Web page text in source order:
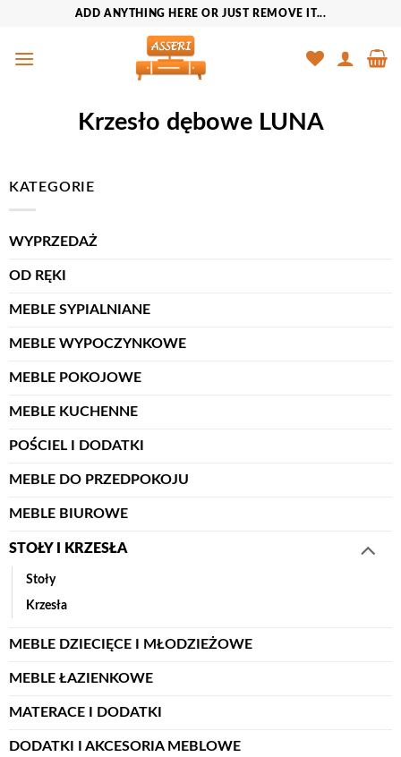
zawartości
ADD ANYTHING HERE OR JUST REMOVE IT...
Krzesło dębowe LUNA
KATEGORIE
WYPRZEDAŻ
OD RĘKI
MEBLE SYPIALNIANE
MEBLE WYPOCZYNKOWE
MEBLE POKOJOWE
MEBLE KUCHENNE
POŚCIEL I DODATKI
MEBLE DO PRZEDPOKOJU
MEBLE BIUROWE
STOŁY I KRZESŁA
Stoły
Krzesła
MEBLE DZIECIĘCE I MŁODZIEŻOWE
MEBLE ŁAZIENKOWE
MATERACE I DODATKI
DODATKI I AKCESORIA MEBLOWE